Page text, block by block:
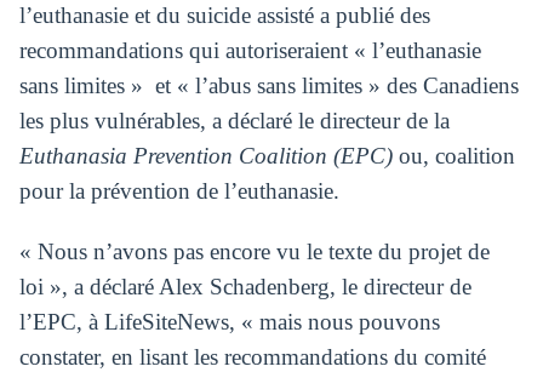
l’euthanasie et du suicide assisté a publié des
recommandations qui autoriseraient « l’euthanasie
sans limites » et « l’abus sans limites » des Canadiens
les plus vulnérables, a déclaré le directeur de la
Euthanasia Prevention Coalition (EPC)ou, coalition
pour la prévention de l’euthanasie.
« Nous n’avons pas encore vu le texte du projet de
loi », a déclaré Alex Schadenberg, le directeur de
l’EPC, à LifeSiteNews, « mais nous pouvons
constater, en lisant les recommandations du comité